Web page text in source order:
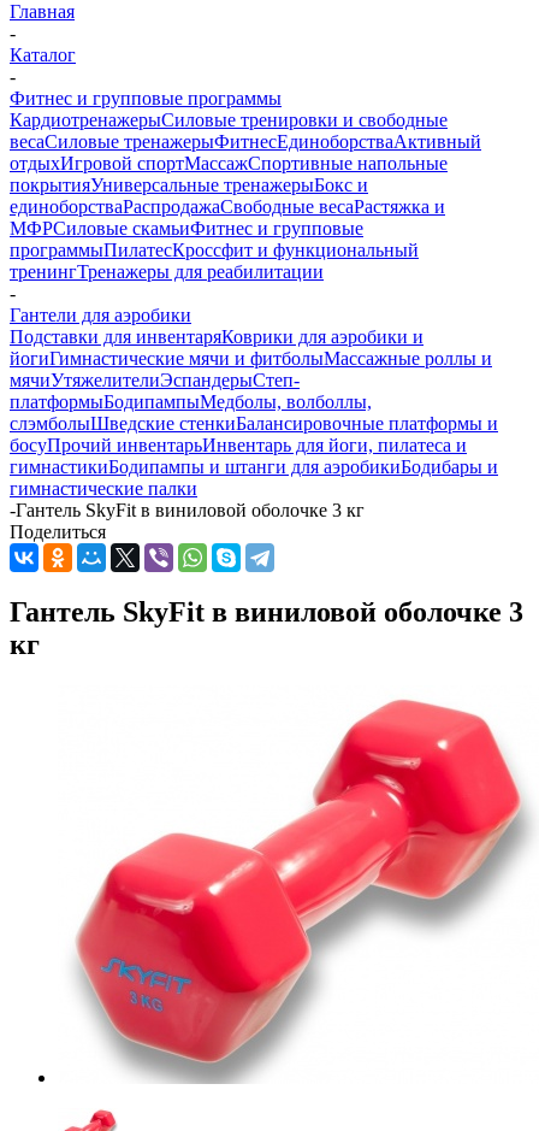
Главная
-
Каталог
-
Фитнес и групповые программы
КардиотренажерыСиловые тренировки и свободные
весаСиловые тренажерыФитнесЕдиноборстваАктивный
отдыхИгровой спортМассажСпортивные напольные
покрытияУниверсальные тренажерыБокс и
единоборстваРаспродажаСвободные весаРастяжка и
МФРСиловые скамьиФитнес и групповые
программыПилатесКроссфит и функциональный
тренингТренажеры для реабилитации
-
Гантели для аэробики
Подставки для инвентаряКоврики для аэробики и
йогиГимнастические мячи и фитболыМассажные роллы и
мячиУтяжелителиЭспандерыСтеп-
платформыБодипампыМедболы, волболлы,
слэмболыШведские стенкиБалансировочные платформы и
босуПрочий инвентарьИнвентарь для йоги, пилатеса и
гимнастикиБодипампы и штанги для аэробикиБодибары и
гимнастические палки
-Гантель SkyFit в виниловой оболочке 3 кг
Поделиться
Гантель SkyFit в виниловой оболочке 3
кг